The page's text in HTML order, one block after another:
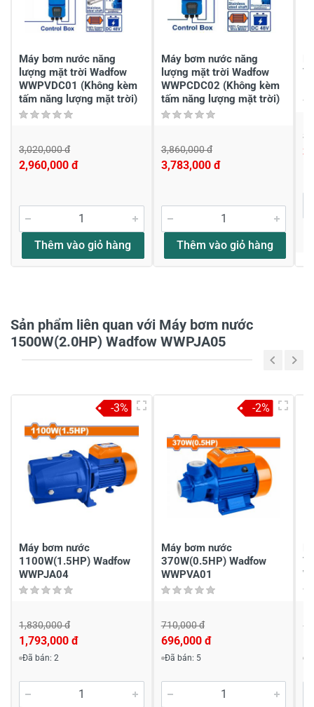
Chia sẻ nhận xét về sản phẩm
Viết nhận xét về sản phẩm
Họ và tên*
Tiêu đề của nhận xét
Gửi nhận xét
Máy bơm nước năng
lượng mặt trời Wadfow
WWPVDC01 (Không kèm
tấm năng lượng mặt trời)
3,020,000 đ
2,960,000 đ
Thêm vào giỏ hàng
Máy bơm nước năng
lượng mặt trời Wadfow
WWPCDC02 (Không kèm
tấm năng lượng mặt trời)
3,860,000 đ
3,783,000 đ
Thêm vào giỏ hàng
Sản phẩm liên quan với Máy bơm nước
1500W(2.0HP) Wadfow WWPJA05
Máy bơm nước
1100W(1.5HP) Wadfow
WWPJA04
1,830,000 đ
1,793,000 đ
Đã bán: 2
-3%
Máy bơm nước
370W(0.5HP) Wadfow
WWPVA01
710,000 đ
696,000 đ
Đã bán: 5
-2%